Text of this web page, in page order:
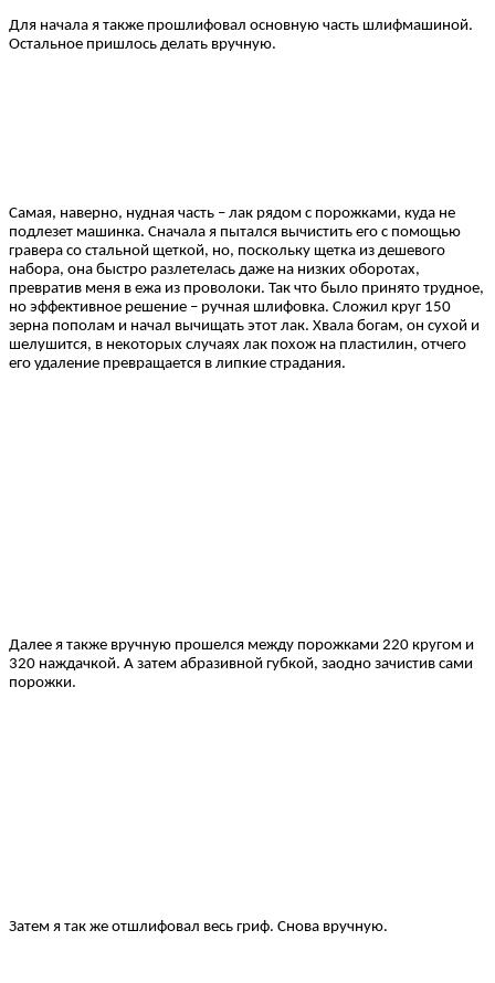
Для начала я также прошлифовал основную часть шлифмашиной.
Остальное пришлось делать вручную.
Самая, наверно, нудная часть – лак рядом с порожками, куда не
подлезет машинка. Сначала я пытался вычистить его с помощью
гравера со стальной щеткой, но, поскольку щетка из дешевого
набора, она быстро разлетелась даже на низких оборотах,
превратив меня в ежа из проволоки. Так что было принято трудное,
но эффективное решение – ручная шлифовка. Сложил круг 150
зерна пополам и начал вычищать этот лак. Хвала богам, он сухой и
шелушится, в некоторых случаях лак похож на пластилин, отчего
его удаление превращается в липкие страдания.
Далее я также вручную прошелся между порожками 220 кругом и
320 наждачкой. А затем абразивной губкой, заодно зачистив сами
порожки.
Затем я так же отшлифовал весь гриф. Снова вручную.